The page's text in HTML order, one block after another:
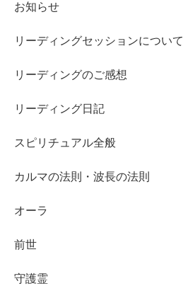
お知らせ
リーディングセッションについて
リーディングのご感想
リーディング日記
スピリチュアル全般
カルマの法則・波長の法則
オーラ
前世
守護霊